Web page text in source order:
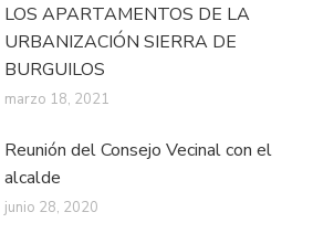
LOS APARTAMENTOS DE LA
URBANIZACIÓN SIERRA DE
BURGUILOS
marzo 18, 2021
Reunión del Consejo Vecinal con el
alcalde
junio 28, 2020